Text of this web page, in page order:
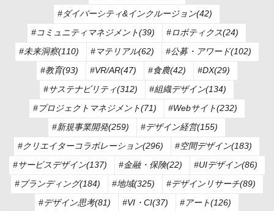
#ダイバーシティ&インクルージョン(42)
#コミュニティマネジメント(39)
#ロボティクス(24)
#未来洞察(110)
#マテリアル(62)
#公募・アワード(102)
#教育(93)
#VR/AR(47) #食農(42)
#DX(29)
#サステナビリティ(312)
#組織デザイン(134)
#プロジェクトマネジメント(71)
#Webサイト(232)
#新規事業開発(259)
#デザイン経営(155)
#クリエイターコラボレーション(296)
#空間デザイン(183)
#サービスデザイン(137)
#金融・保険(22)
#UIデザイン(86)
#ブランディング(184)
#地域(325)
#デザインリサーチ(89)
#デザイン思考(81)
#VI・CI(37)
#アート(126)